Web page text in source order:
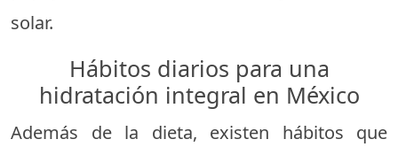
solar.
Hábitos diarios para una
hidratación integral en México
Además de la dieta, existen hábitos que